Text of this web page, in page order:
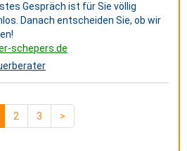
Gespräch ist für Sie völlig
Danach entscheiden Sie, ob wir
schepers.de
2 3 >